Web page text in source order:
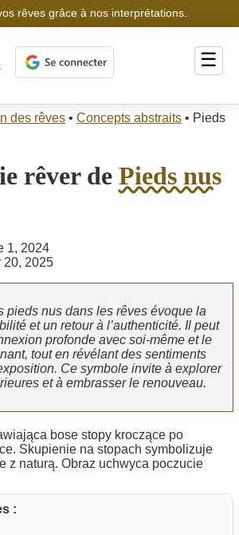
rêves grâce à nos interprétations.
☰
des rêves • Concepts abstraits • Pieds
rêver de Pieds nus
1, 2024
20, 2025
pieds nus dans les rêves évoque la
et un retour à l’authenticité. Il peut
profonde avec soi-même et le
tout en révélant des sentiments
Ce symbole invite à explorer
et à embrasser le renouveau.
: